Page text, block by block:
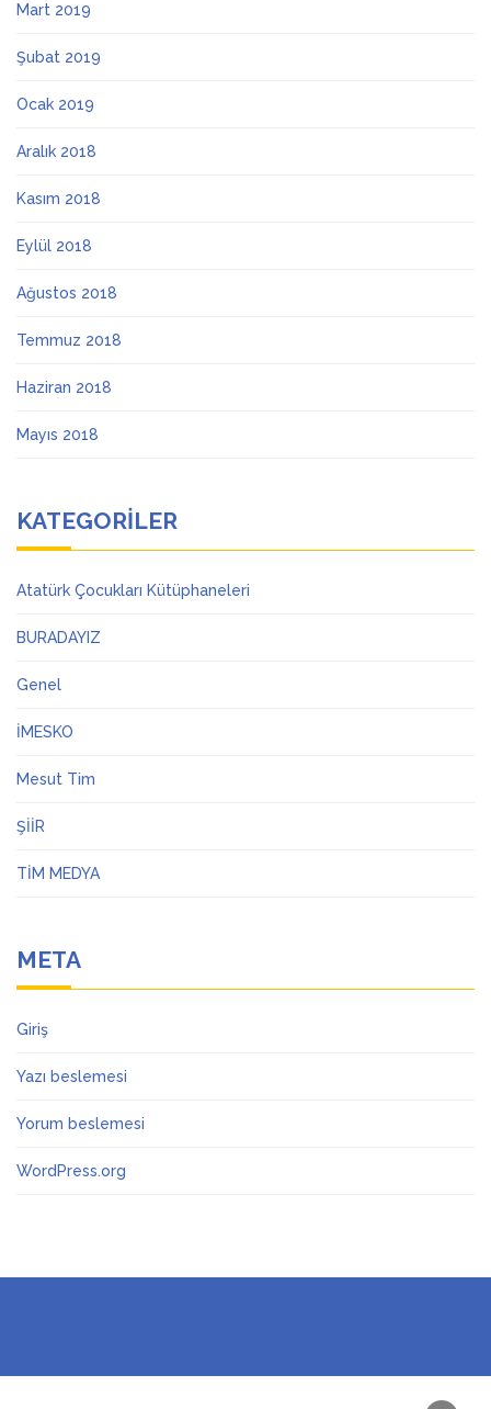
Mart 2019
Şubat 2019
Ocak 2019
Aralık 2018
Kasım 2018
Eylül 2018
Ağustos 2018
Temmuz 2018
Haziran 2018
Mayıs 2018
KATEGORILER
Atatürk Çocukları Kütüphaneleri
BURADAYIZ
Genel
İMESKO
Mesut Tim
ŞİİR
TİM MEDYA
META
Giriş
Yazı beslemesi
Yorum beslemesi
WordPress.org